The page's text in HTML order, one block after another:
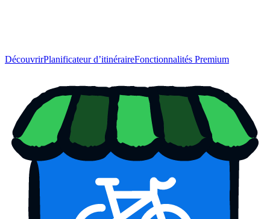
DécouvrirPlanificateur d’itinéraireFonctionnalités Premium